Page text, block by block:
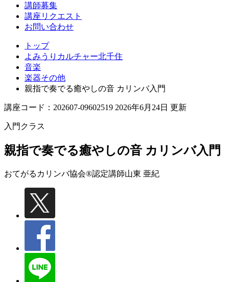
講師募集
講座リクエスト
お問い合わせ
トップ
よみうりカルチャー北千住
音楽
楽器その他
親指で奏でる癒やしの音 カリンバ入門
講座コード：202607-09602519 2026年6月24日 更新
入門クラス
親指で奏でる癒やしの音 カリンバ入門
おてがるカリンバ協会®認定講師山東 亜紀